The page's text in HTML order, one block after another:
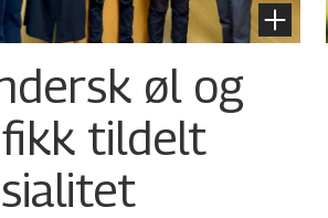
øl og
tildelt